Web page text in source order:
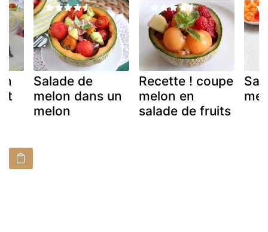
Salade de
melon dans un
melon
Recette ! coupe
melon en
salade de fruits